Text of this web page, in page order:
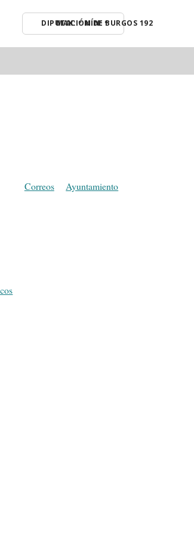
MAX: º MÍN: º
Correos Ayuntamiento